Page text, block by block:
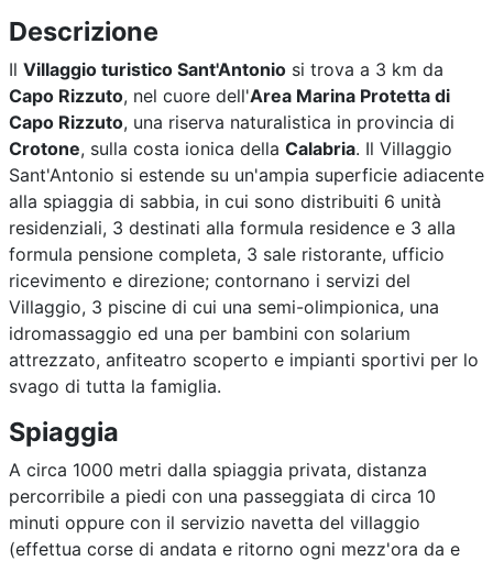
Descrizione
Il Villaggio turistico Sant'Antonio si trova a 3 km da
Capo Rizzuto, nel cuore dell'Area Marina Protetta di
Capo Rizzuto, una riserva naturalistica in provincia di
Crotone, sulla costa ionica della Calabria. Il Villaggio
Sant'Antonio si estende su un'ampia superficie adiacente
alla spiaggia di sabbia, in cui sono distribuiti 6 unità
residenziali, 3 destinati alla formula residence e 3 alla
formula pensione completa, 3 sale ristorante, ufficio
ricevimento e direzione; contornano i servizi del
Villaggio, 3 piscine di cui una semi-olimpionica, una
idromassaggio ed una per bambini con solarium
attrezzato, anfiteatro scoperto e impianti sportivi per lo
svago di tutta la famiglia.
Spiaggia
A circa 1000 metri dalla spiaggia privata, distanza
percorribile a piedi con una passeggiata di circa 10
minuti oppure con il servizio navetta del villaggio
(effettua corse di andata e ritorno ogni mezz'ora da e